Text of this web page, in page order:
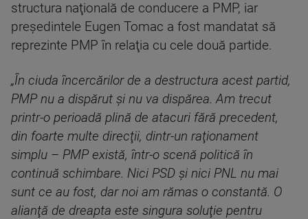
structura naţională de conducere a PMP, iar
preşedintele Eugen Tomac a fost mandatat să
reprezinte PMP în relaţia cu cele două partide.
„În ciuda încercărilor de a destructura acest partid,
PMP nu a dispărut şi nu va dispărea. Am trecut
printr-o perioadă plină de atacuri fără precedent,
din foarte multe direcţii, dintr-un raţionament
simplu – PMP există, într-o scenă politică în
continuă schimbare. Nici PSD şi nici PNL nu mai
sunt ce au fost, dar noi am rămas o constantă. O
alianţă de dreapta este singura soluţie pentru